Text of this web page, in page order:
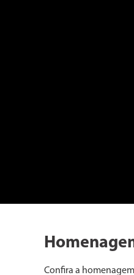
Confira a